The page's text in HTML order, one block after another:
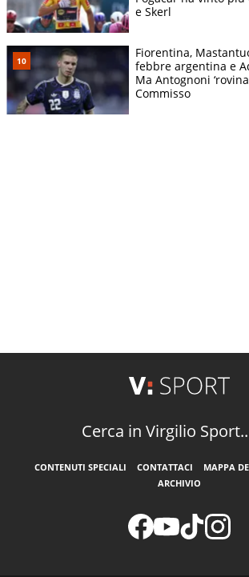
e Skerl
Fiorentina,
febbre argentina e
Ma Antognoni
Commisso
Cerca in Virgilio
CONTENUTI SPECIALI CONTATTACI MAPPA
ARCHIVIO